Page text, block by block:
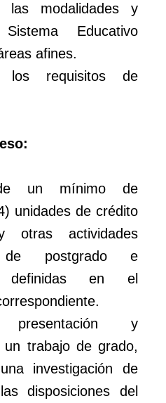
las modalidades y
Educativo
afines.
los requisitos de
un mínimo de
unidades de crédito
actividades
de postgrado e
definidas en el
presentación y
un trabajo de grado,
investigación de
disposiciones del